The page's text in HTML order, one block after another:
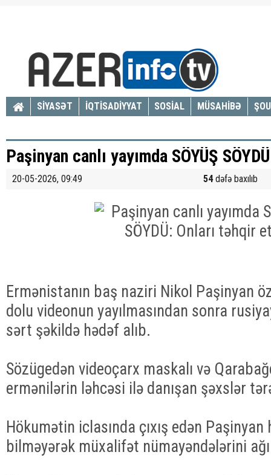
SİYASƏT İQTİSADİYYAT SOSİAL MÜSAHİBƏ
Paşinyan canlı yayımda SÖYÜŞ
20-05-2026, 09:49 54dəfə baxılıb
Ermənistanın baş naziri Nikol Paşinyan
dolu videonun yayılmasından sonra
sərt şəkildə hədəf alıb.
Sözügedən videoçarx maskalı və
ermənilərin ləhcəsi ilə danışan şəxslər
Hökumətin iclasında çıxış edən
bilməyərək müxalifət nümayəndələrini